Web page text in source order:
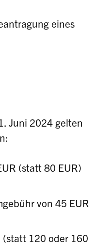
eines
Juni 2024 gelten
(statt 80 EUR)
von 45 EUR
(statt 120 oder 160